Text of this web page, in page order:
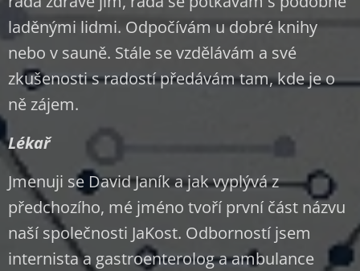
laděnými lidmi. Odpočívám u dobré knihy
nebo v sauně. Stále se vzdělávám a své
zkušenosti s radostí předávám tam, kde je o
ně zájem.
Lékař
Jmenuji se David Janík a jak vyplývá z
předchozího, mé jméno tvoří první část názvu
naší společnosti JaKost. Odborností jsem
internista a gastroenterolog a ambulance